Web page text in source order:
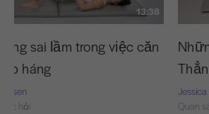
13:38
sai lầm trong việc căn
háng
hỏi
Quan